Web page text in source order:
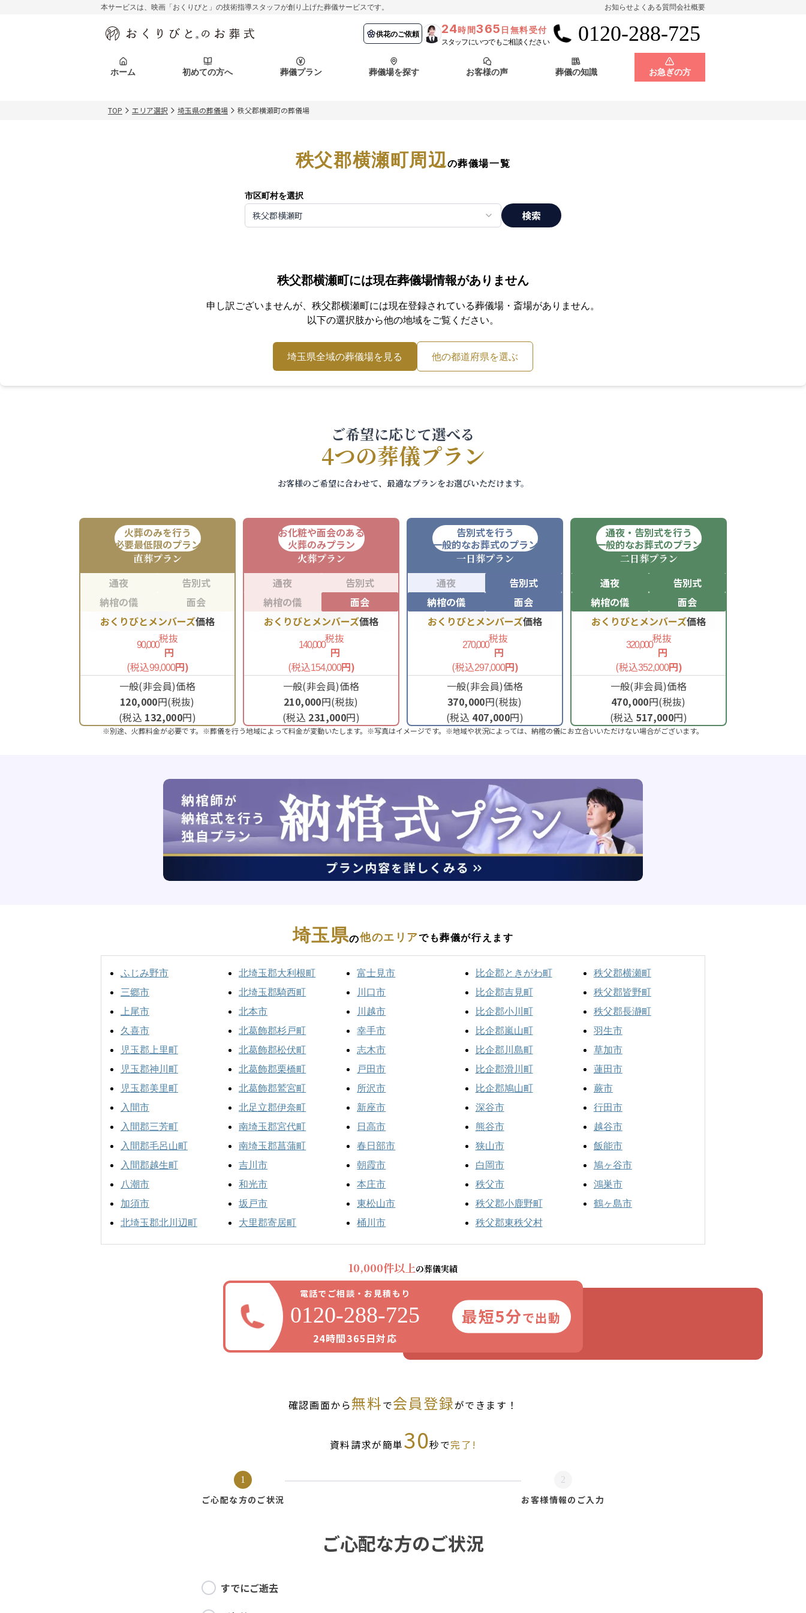
本サービスは、映画「おくりびと」の技術指導スタッフが創り上げた葬儀サービスです。 お知らせよくある質問会社概要
供花のご依頼 24時間365 日無料受付
スタッフにいつでもご相談ください 0120-288-725
ホーム 初めての方へ
初めての方へ 初めての方へ
葬儀プラン 葬儀場を探す
関東エリア 東京都
函館市
お客様の声
お客様の声 ご葬儀事例
葬儀の知識
葬儀の知識 葬儀の知識
お急ぎの方
初めての方へ 初めての方へ 納棺の儀とは？ 葬儀の流れ 会員制度
会社を知る
関東エリア 東京都 埼玉県 千葉県 神奈川県
北海道エリア 札幌市
お客様の声 ご葬儀事例 お客様の声 よくある質問
葬儀の知識 葬儀の知識 供花のご依頼
TOP エリア選択 埼玉県の葬儀場 秩父郡横瀬町の葬儀場
秩父郡横瀬町周辺 の葬儀場一覧
市区町村を選択
秩父郡横瀬町 検索
秩父郡横瀬町には現在葬儀場情報がありません
申し訳ございませんが、 秩父郡横瀬町には現在登録されている葬儀場・斎場がありません。
以下の選択肢から他の地域をご覧ください。
埼玉県全域の葬儀場を見る 他の都道府県を選ぶ
ご希望に応じて選べる
4つの葬儀プラン
お客様のご希望に合わせて、最適なプランをお選びいただけます。
火葬のみを行う
必要最低限のプラン
直葬プラン
通夜
告別式
納棺の儀
面会
おくりびとメンバーズ価格
90,000税抜
円
(税込99,000円)
一般(非会員)価格
120,000円(税抜)
(税込 132,000円)
お化粧や面会のある
火葬のみプラン
火葬プラン
通夜
告別式
納棺の儀
面会
おくりびとメンバーズ価格
140,000税抜
円
(税込154,000円)
一般(非会員)価格
210,000円(税抜)
(税込 231,000円)
告別式を行う
一般的なお葬式のプラン
一日葬プラン
通夜
告別式
納棺の儀
面会
おくりびとメンバーズ価格
270,000税抜
円
(税込297,000円)
一般(非会員)価格
370,000円(税抜)
(税込 407,000円)
通夜・告別式を行う
一般的なお葬式のプラン
二日葬プラン
通夜
告別式
納棺の儀
面会
おくりびとメンバーズ価格
320,000税抜
円
(税込352,000円)
一般(非会員)価格
470,000円(税抜)
(税込 517,000円)
※別途、火葬料金が必要です。※葬儀を行う地域によって料金が変動いたします。※写真はイメージです。※地域や状況によっては、納棺の儀にお立合いいただけない場合がございます。
埼玉県の他のエリアでも葬儀が行えます
ふじみ野市
三郷市
上尾市
久喜市
児玉郡上里町
児玉郡神川町
児玉郡美里町
入間市
入間郡三芳町
入間郡毛呂山町
入間郡越生町
八潮市
加須市
北埼玉郡北川辺町
北埼玉郡大利根町
北埼玉郡騎西町
北本市
北葛飾郡杉戸町
北葛飾郡松伏町
北葛飾郡栗橋町
北葛飾郡鷲宮町
北足立郡伊奈町
南埼玉郡宮代町
南埼玉郡菖蒲町
吉川市
和光市
坂戸市
大里郡寄居町
富士見市
川口市
川越市
幸手市
志木市
戸田市
所沢市
新座市
日高市
春日部市
朝霞市
本庄市
東松山市
桶川市
比企郡ときがわ町
比企郡吉見町
比企郡小川町
比企郡嵐山町
比企郡川島町
比企郡滑川町
比企郡鳩山町
深谷市
熊谷市
狭山市
白岡市
秩父市
秩父郡小鹿野町
秩父郡東秩父村
秩父郡横瀬町
秩父郡皆野町
秩父郡長瀞町
羽生市
草加市
蓮田市
蕨市
行田市
越谷市
飯能市
鳩ヶ谷市
鴻巣市
鶴ヶ島市
10,000件以上の葬儀実績
電話でご相談・お見積もり
0120-288-725
24時間365日対応
最短5分で出動
確認画面から無料で会員登録ができます！
資料請求が簡単30秒で完了!
1
ご心配な方の ご状況
2
お客様情報の ご入力
ご心配な方のご状況
すでにご逝去